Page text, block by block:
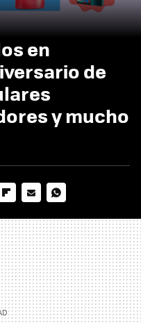
en
de
y mucho
MAIL